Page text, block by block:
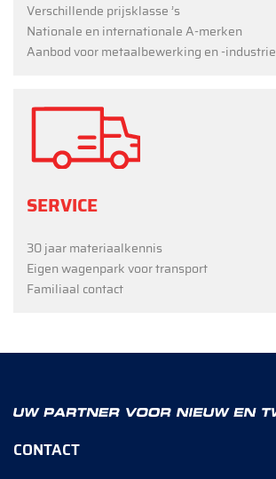
Verschillende prijsklasse ’s
Nationale en internationale A-merken
Aanbod voor metaalbewerking en -industrie
SERVICE
30 jaar materiaalkennis
Eigen wagenpark voor transport
Familiaal contact
CONTACT